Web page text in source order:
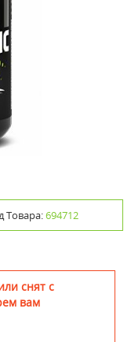
Товара:694712
снят с
вам